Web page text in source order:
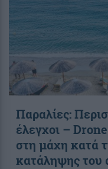
Παραλίες:
έλεγχοι –
στη μάχη κατά
κατάληψης του